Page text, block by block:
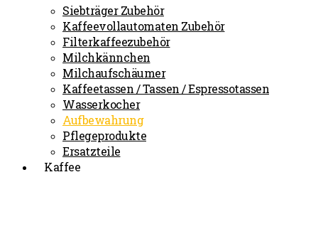
Siebträger Zubehör
Kaffeevollautomaten Zubehör
Filterkaffeezubehör
Milchkännchen
Milchaufschäumer
Kaffeetassen / Tassen / Espressotassen
Wasserkocher
Aufbewahrung
Pflegeprodukte
Ersatzteile
Kaffee